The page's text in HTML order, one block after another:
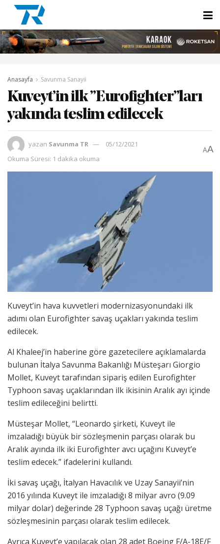
Anasayfa Savunma Sanayii
Kuveyt’in ilk ”Eurofighter”ları
yakında teslim edilecek
yazan Savunma TR
05/12/2021
Okuma Süresi: 1 dakika okuma
AA
Kuveyt’in hava kuvvetleri modernizasyonundaki ilk
adımı olan Eurofighter savaş uçakları yakında teslim
edilecek.
Al Khaleej’in haberine göre gazetecilere açıklamalarda
bulunan İtalya Savunma Bakanlığı Müsteşarı Giorgio
Mollet, Kuveyt tarafından sipariş edilen Eurofighter
Typhoon savaş uçaklarından ilk ikisinin Aralık ayı içinde
teslim edileceğini belirtti.
Müsteşar Mollet, “Leonardo şirketi, Kuveyt ile
imzaladığı büyük bir sözleşmenin parçası olarak bu
Aralık ayında ilk iki Eurofighter avcı uçağını Kuveyt’e
teslim edecek.” ifadelerini kullandı.
İki savaş uçağı, İtalyan Havacılık ve Uzay Sanayii’nin
2016 yılında Kuveyt ile imzaladığı 8 milyar avro (9.09
milyar dolar) değerinde 28 Typhoon savaş uçağı üretme
sözleşmesinin parçası olarak teslim edilecek.
Ayrıca Kuveyt’e yapılacak olan 28 adet Boeing F/A-18E/F